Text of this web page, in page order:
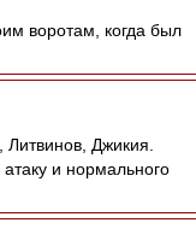
воротам, когда был
Джикия.
и нормального